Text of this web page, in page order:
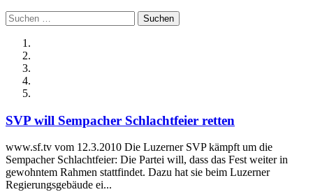
Suchen
nach:
SVP will Sempacher Schlachtfeier retten
www.sf.tv vom 12.3.2010 Die Luzerner SVP kämpft um die
Sempacher Schlachtfeier: Die Partei will, dass das Fest weiter in
gewohntem Rahmen stattfindet. Dazu hat sie beim Luzerner
Regierungsgebäude ei...